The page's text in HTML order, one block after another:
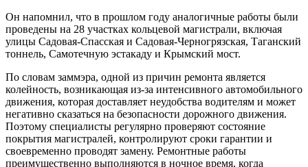
Он напомнил, что в прошлом году аналогичные работы были
проведены на 28 участках кольцевой магистрали, включая
улицы Садовая-Спасская и Садовая-Черногрязская, Таганский
тоннель, Самотечную эстакаду и Крымский мост.
По словам заммэра, одной из причин ремонта является
колейность, возникающая из-за интенсивного автомобильного
движения, которая доставляет неудобства водителям и может
негативно сказаться на безопасности дорожного движения.
Поэтому специалисты регулярно проверяют состояние
покрытия магистралей, контролируют сроки гарантии и
своевременно проводят замену. Ремонтные работы
преимущественно выполняются в ночное время, когда